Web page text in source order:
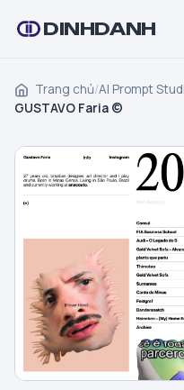
DINHDANH
Trang chủ/AI Prompt
GUSTAVO Faria ©